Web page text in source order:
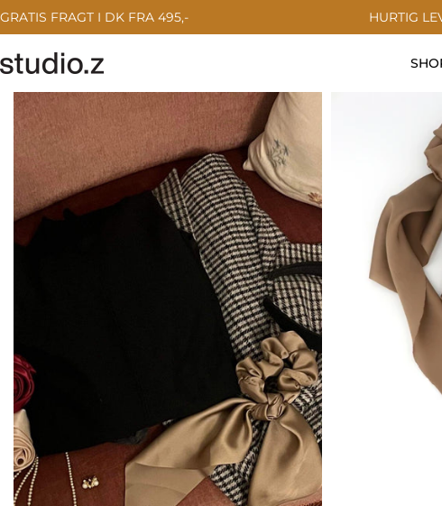
Gå
GRATIS FRAGT I DK FRA 495,- HURTIG
Gå
til
produktinformation